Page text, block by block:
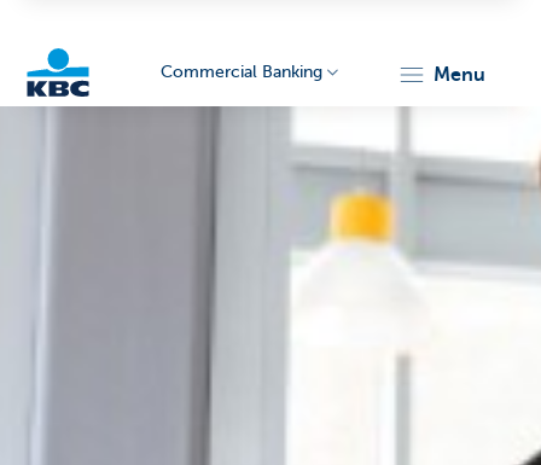
Commercial Banking menu